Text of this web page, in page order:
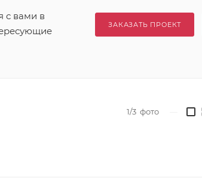
с вами в
ЗАКАЗАТЬ ПРОЕКТ
1/3 фото